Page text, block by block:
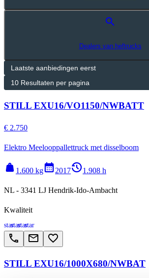
search
Dealers van heftrucks
STILL EXU16/VO1150/NWBATT
€ 2.750
Elektro Meelooppallettruck met disselboom
weight 1.600 kgcalendar_month2017history_21.908 h
NL - 3341 LJ Hendrik-Ido-Ambacht
Kwaliteit
starstarstarstar
call email favorite_border
STILL EXU16/1000X680/NWBAT